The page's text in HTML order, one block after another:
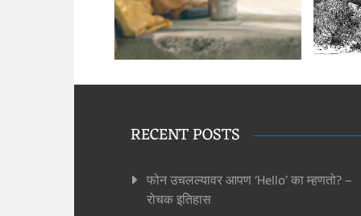
RECENT POSTS
फोन उचलल्यावर आपण ‘Hello’ का म्हणतो? –
रोचक इतिहास